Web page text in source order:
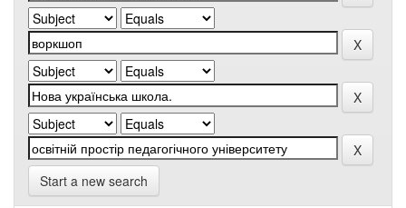
Start a new search